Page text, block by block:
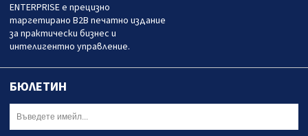
ENTERPRISE е прецизно
таргетирано B2B печатно издание
за практически бизнес и
интелигентно управление.
БЮЛЕТИН